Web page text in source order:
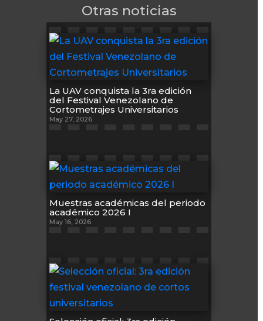
Otras noticias
La UAV conquista la 3ra edición
del Festival Venezolano de
Cortometrajes Universitarios
May 27, 2026
Muestras académicas del periodo
académico 2026 I
May 16, 2026